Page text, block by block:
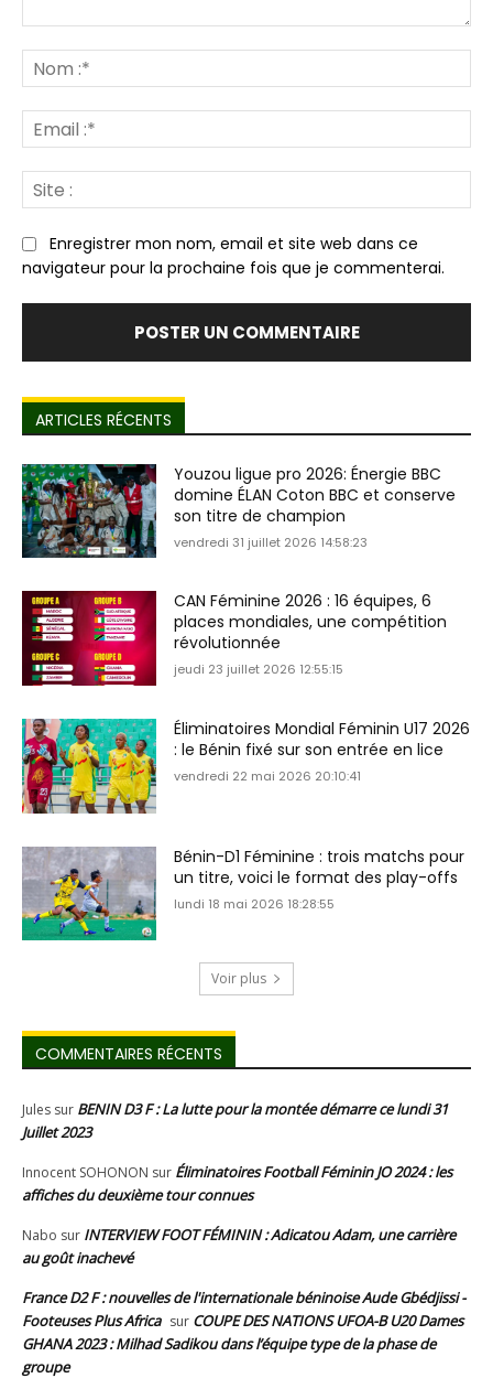
:*
:*
:
Enregistrer mon nom, email et site web dans ce
navigateur pour la prochaine fois que je commenterai.
ARTICLES RÉCENTS
Youzou ligue pro 2026: Énergie BBC
domine ÉLAN Coton BBC et conserve
son titre de champion
vendredi 31 juillet 2026 14:58:23
CAN Féminine 2026 : 16 équipes, 6
places mondiales, une compétition
révolutionnée
jeudi 23 juillet 2026 12:55:15
Éliminatoires Mondial Féminin U17 2026
: le Bénin fixé sur son entrée en lice
vendredi 22 mai 2026 20:10:41
Bénin-D1 Féminine : trois matchs pour
un titre, voici le format des play-offs
lundi 18 mai 2026 18:28:55
Voir plus
COMMENTAIRES RÉCENTS
Jules sur BENIN D3 F : La lutte pour la montée démarre ce lundi 31
Juillet 2023
Innocent SOHONON sur Éliminatoires Football Féminin JO 2024 : les
affiches du deuxième tour connues
Nabo sur INTERVIEW FOOT FÉMININ : Adicatou Adam, une carrière
au goût inachevé
France D2 F : nouvelles de l'internationale béninoise Aude Gbédjissi -
Footeuses Plus Africa sur COUPE DES NATIONS UFOA-B U20 Dames
GHANA 2023 : Milhad Sadikou dans l’équipe type de la phase de
groupe